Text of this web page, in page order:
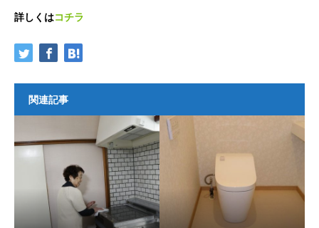
詳しくはコチラ
関連記事